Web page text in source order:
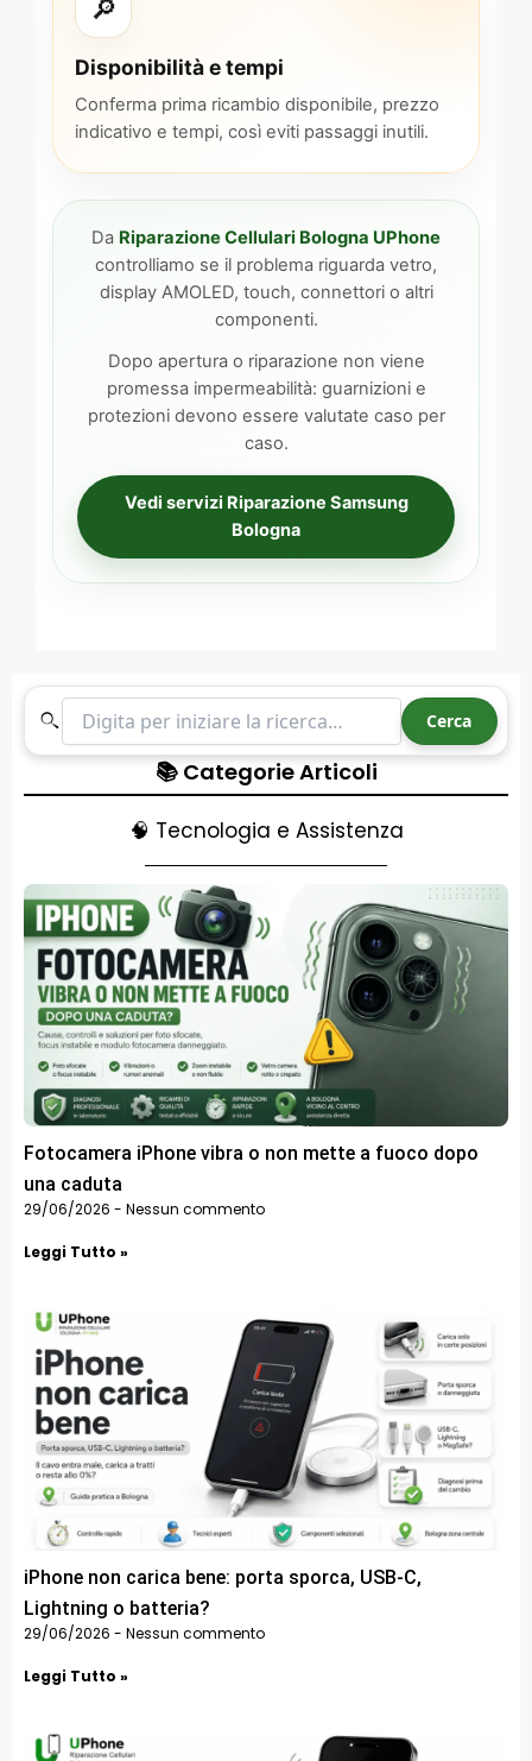
🔎
Disponibilità e tempi
Conferma prima ricambio disponibile, prezzo
indicativo e tempi, così eviti passaggi inutili.
Da Riparazione Cellulari Bologna UPhone
controlliamo se il problema riguarda vetro,
display AMOLED, touch, connettori o altri
componenti.
Dopo apertura o riparazione non viene
promessa impermeabilità: guarnizioni e
protezioni devono essere valutate caso per
caso.
Vedi servizi Riparazione Samsung
Bologna
Cerca nel sito
Cerca
📚 Categorie Articoli
🧠 Tecnologia e Assistenza
Fotocamera iPhone vibra o non mette a fuoco dopo
una caduta
29/06/2026 Nessun commento
Leggi Tutto »
iPhone non carica bene: porta sporca, USB-C,
Lightning o batteria?
29/06/2026 Nessun commento
Leggi Tutto »